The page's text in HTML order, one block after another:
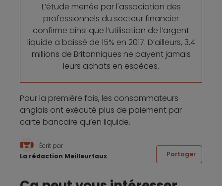
L’étude menée par l'association des
professionnels du secteur financier
confirme ainsi que l’utilisation de l’argent
liquide a baissé de 15% en 2017. D’ailleurs, 3,4
millions de Britanniques ne payent jamais
leurs achats en espèces.
Pour la première fois, les consommateurs
anglais ont exécuté plus de paiement par
carte bancaire qu’en liquide.
Écrit par
La rédaction Meilleurtaux
Partager